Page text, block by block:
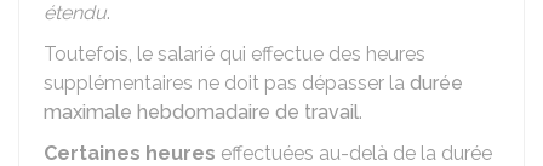
étendu.
Toutefois, le salarié qui effectue des heures
supplémentaires ne doit pas dépasser la durée
maximale hebdomadaire de travail.
Certaines heures effectuées au-delà de la durée